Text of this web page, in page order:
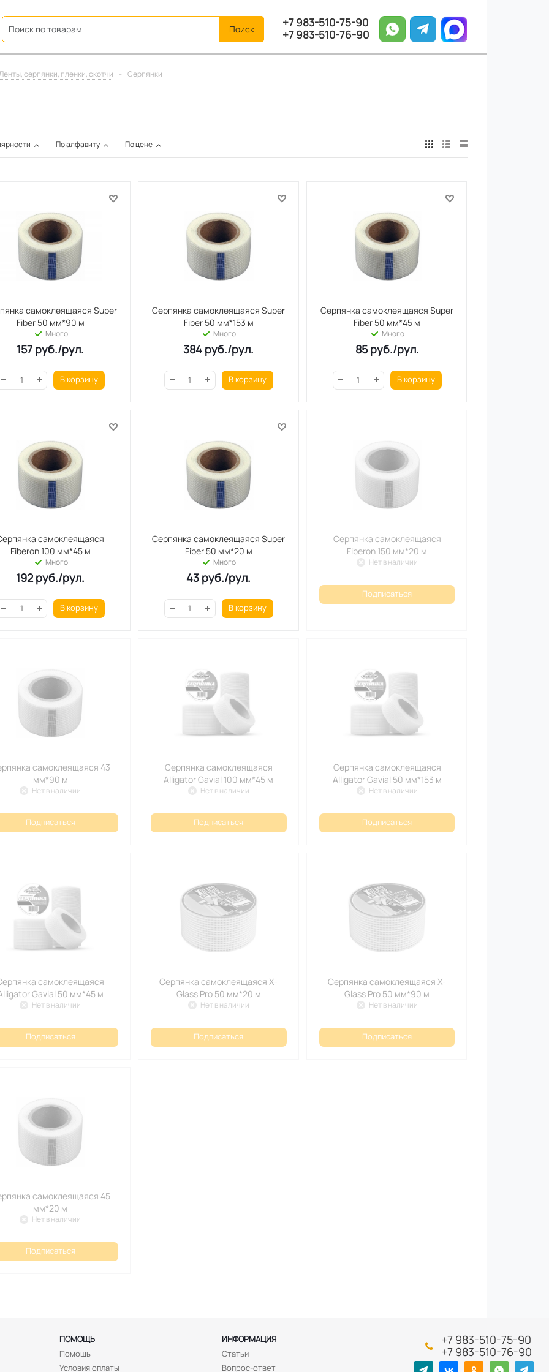
+7 983-510-75-90
+7 983-510-76-90
серпянки, пленки, скотчи - Серпянки
По алфавиту По цене
самоклеящаяся Super
Fiber 50 мм*90 м
Много
157 руб./рул.
В корзину
Серпянка самоклеящаяся Super
Fiber 50 мм*153 м
Много
384 руб./рул.
В корзину
Серпянка самоклеящаяся Super
Fiber 50 мм*45 м
Много
85руб./рул.
В корзину
самоклеящаяся
Fiberon 100 мм*45 м
Много
192руб./рул.
В корзину
Серпянка самоклеящаяся Super
Fiber 50 мм*20 м
Много
43 руб./рул.
В корзину
Серпянка самоклеящаяся
Fiberon 150 мм*20 м
Нет в наличии
Подписаться
самоклеящаяся 43
мм*90 м
Нет в наличии
Подписаться
Серпянка самоклеящаяся
Alligator Gavial 100 мм*45 м
Нет в наличии
Подписаться
Серпянка самоклеящаяся
Alligator Gavial 50 мм*153 м
Нет в наличии
Подписаться
самоклеящаяся
Gavial 50 мм*45 м
Нет в наличии
Подписаться
Серпянка самоклеящаяся X-
Glass Pro 50 мм*20 м
Нет в наличии
Подписаться
Серпянка самоклеящаяся X-
Glass Pro 50 мм*90 м
Нет в наличии
Подписаться
самоклеящаяся 45
мм*20 м
Нет в наличии
Подписаться
ПОМОЩЬ
ИНФОРМАЦИЯ
Помощь
Условия оплаты
Статьи
Вопрос-ответ
+7 983-510-75-90
+7 983-510-76-90